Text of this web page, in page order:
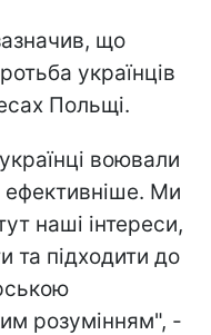
що
українців
Польщі.
воювали
ефективніше. Ми
наші інтереси,
та підходити до
розумінням", -